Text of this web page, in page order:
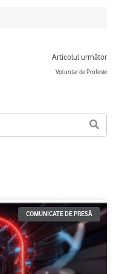
Articolul următor
Voluntar de Profesie
COMUNICATE DE PRESĂ